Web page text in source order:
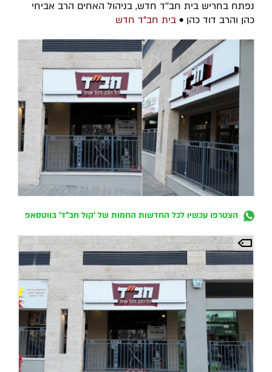
נפתח בחריש בית חב''ד חדש, בניהול האחים הרב אביחי
כהן והרב דוד כהן • בית חב"ד חדש
הצטרפו עכשיו לכל החדשות החמות של 'קול חב"ד' בווטסאפ